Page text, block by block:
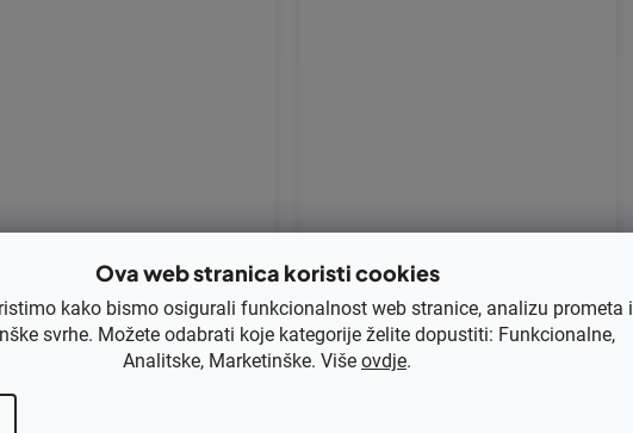
Ova web stranica koristi cookies
kako bismo osigurali funkcionalnost web stranice, analizu prometa i
svrhe. Možete odabrati koje kategorije želite dopustiti: Funkcionalne,
Analitske, Marketinške. Više ovdje.
Mac 10 x 1,25 SX - matica origin
al 63120041R
1,25 LM original K00401061, Oleo-
Mac 63120042R
€2,96 bez PDV-a
€3,70